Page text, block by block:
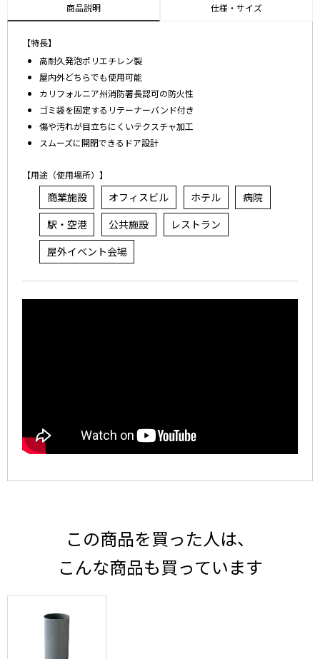
商品説明 仕様・サイズ
【特長】
高耐久発泡ポリエチレン製
屋内外どちらでも使用可能
カリフォルニア州消防署長認可の防火性
ゴミ袋を固定するリテーナーバンド付き
傷や汚れが目立ちにくいテクスチャ加工
スムーズに開閉できるドア設計
【用途（使用場所）】
商業施設 オフィスビル ホテル
病院
駅・空港
公共施設
レストラン
屋外イベント会場
この商品を買った人は、
こんな商品も買っています